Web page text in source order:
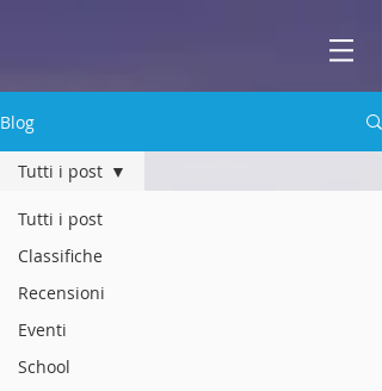
Scuola di
Blog
Tutti i post
Classifiche
Recensioni
Eventi
School
Tutti i post